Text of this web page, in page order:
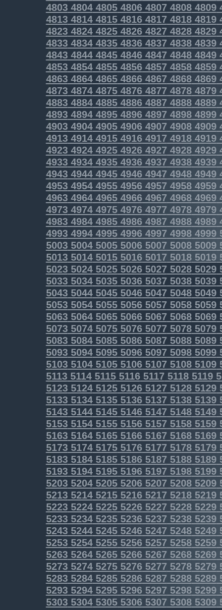
4803480448054806480748084809
4813481448154816481748184819
4823482448254826482748284829
4833483448354836483748384839
4843484448454846484748484849
4853485448554856485748584859
4863486448654866486748684869
4873487448754876487748784879
4883488448854886488748884889
4893489448954896489748984899
49034904490549064907 49084909
49134914491549164917 49184919
4923492449254926492749284929
49334934493549364937 49384939
49434944494549464947 49484949
49534954495549564957 49584959
49634964496549664967 49684969
49734974497549764977 49784979
49834984498549864987 49884989
49934994499549964997 49984999
50035004500550065007 50085009
50135014501550165017 50185019
5023502450255026502750285029
5033503450355036503750385039
5043504450455046504750485049
5053505450555056505750585059
5063506450655066506750685069
5073507450755076507750785079
5083508450855086508750885089
5093509450955096509750985099
5103510451055106510751085109
5113511451155116511751185119
5123512451255126512751285129
5133513451355136513751385139
5143514451455146514751485149
5153515451555156515751585159
5163516451655166516751685169
5173517451755176517751785179
5183518451855186518751885189
51935194519551965197 51985199
52035204520552065207 52085209
5213521452155216521752185219
52235224522552265227 52285229
52335234523552365237 52385239
52435244524552465247 52485249
52535254525552565257 52585259
52635264526552665267 52685269
52735274527552765277 52785279
52835284528552865287 52885289
52935294529552965297 52985299
53035304530553065307 53085309